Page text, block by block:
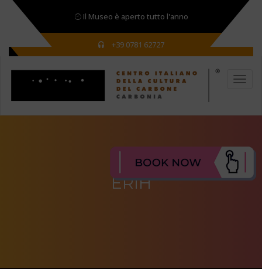
Il Museo è aperto tutto l'anno
+39 0781 62727
ERIH